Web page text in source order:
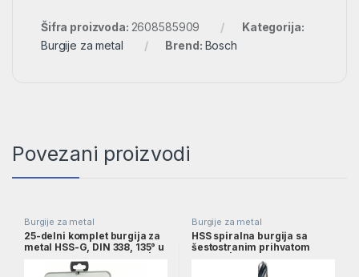
Šifra proizvoda: 2608585909
Kategorija:
Burgije za metal
Brend: Bosch
Povezani proizvodi
Burgije za metal
25-delni komplet burgija za
metal HSS-G, DIN 338, 135° u
metalnoj kaseti, 1–13 mm |
2607018727
Burgije za metal
HSS spiralna burgija sa
šestostranim prihvatom
8,0mm | 2608577061